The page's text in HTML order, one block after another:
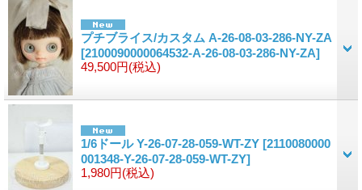
プチブライス/カスタム A-26-08-03-286-NY-ZA
[2100090000064532-A-26-08-03-286-NY-ZA]
49,500円(税込)
1/6ドール Y-26-07-28-059-WT-ZY [2110080000
001348-Y-26-07-28-059-WT-ZY]
1,980円(税込)